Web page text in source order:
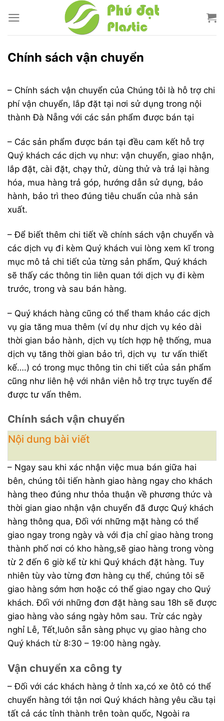
qua
nội
Chính sách vận chuyển
– Chính sách vận chuyển của Chúng tôi là hỗ trợ chi
phí vận chuyển, lắp đặt tại nơi sử dụng trong nội
thành Đà Nẵng với các sản phẩm được bán tại
– Các sản phẩm được bán tại đều cam kết hỗ trợ
Quý khách các dịch vụ như: vận chuyển, giao nhận,
lắp đặt, cài đặt, chạy thử, dùng thử và trả lại hàng
hóa, mua hàng trả góp, hướng dẫn sử dụng, bảo
hành, bảo trì theo đúng tiêu chuẩn của nhà sản
xuất.
– Để biết thêm chi tiết về chính sách vận chuyển và
các dịch vụ đi kèm Quý khách vui lòng xem kĩ trong
mục mô tả chi tiết của từng sản phẩm, Quý khách
sẽ thấy các thông tin liên quan tới dịch vụ đi kèm
trước, trong và sau bán hàng.
– Quý khách hàng cũng có thể tham khảo các dịch
vụ gia tăng mua thêm (ví dụ như dịch vụ kéo dài
thời gian bảo hành, dịch vụ tích hợp hệ thống, mua
dịch vụ tăng thời gian bảo trì, dịch vụ tư vấn thiết
kế….) có trong mục thông tin chi tiết của sản phẩm
cũng như liên hệ với nhân viên hỗ trợ trực tuyến để
được tư vấn thêm.
Chính sách vận chuyển
Nội dung bài viết
– Ngay sau khi xác nhận việc mua bán giữa hai
bên, chúng tôi tiến hành giao hàng ngay cho khách
hàng theo đúng như thỏa thuận về phương thức và
thời gian giao nhận vận chuyển đã được Quý khách
hàng thông qua, Đối với những mặt hàng có thể
giao ngay trong ngày và với địa chỉ giao hàng trong
thành phố nơi có kho hàng,sẽ giao hàng trong vòng
từ 2 đến 6 giờ kể từ khi Quý khách đặt hàng. Tuy
nhiên tùy vào từng đơn hàng cụ thể, chúng tôi sẽ
giao hàng sớm hơn hoặc có thể giao ngay cho Quý
khách. Đối với những đơn đặt hàng sau 18h sẽ được
giao hàng vào sáng ngày hôm sau. Trừ các ngày
nghỉ Lễ, Tết,luôn sẵn sàng phục vụ giao hàng cho
Quý khách từ 8:30 – 19:00 hàng ngày.
Vận chuyển xa công ty
– Đối với các khách hàng ở tỉnh xa,có xe ôtô có thể
chuyển hàng tới tận nơi Quý khách hàng yêu cầu tại
tất cả các tỉnh thành trên toàn quốc, Ngoài ra